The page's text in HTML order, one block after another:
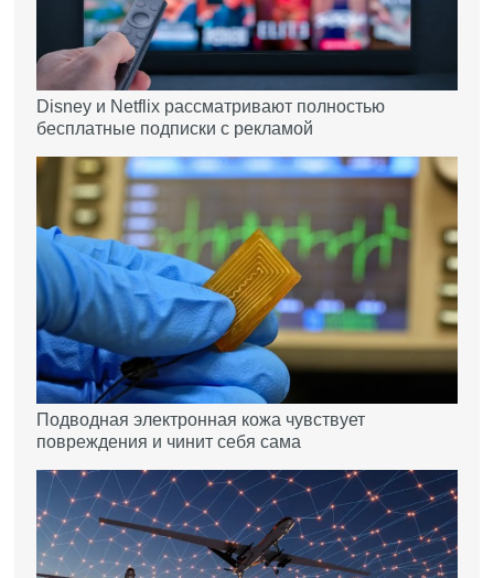
Disney и Netflix рассматривают полностью
бесплатные подписки с рекламой
Подводная электронная кожа чувствует
повреждения и чинит себя сама